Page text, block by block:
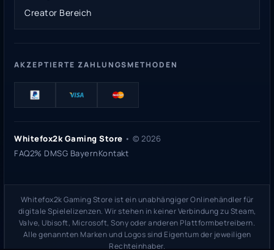
Creator Bereich
AKZEPTIERTE ZAHLUNGSMETHODEN
Whitefox2k Gaming Store • © 2026
FAQ2% DMSG BayernKontakt
Whitefox2k Gaming Store ist ein unabhängiger Onlinehändler für
digitale Spielelizenzen. Wir stehen in keiner Verbindung zu Steam,
Valve, Ubisoft, Microsoft, Sony oder anderen Plattformbetreibern.
Alle genannten Marken und Logos sind Eigentum der jeweiligen
Rechteinhaber.